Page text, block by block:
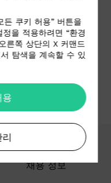
채용 정보
든 쿠키 허용” 버튼을
을 적용하려면 “환경
른쪽 상단의 X 커맨드
탐색을 계속할 수 있
용